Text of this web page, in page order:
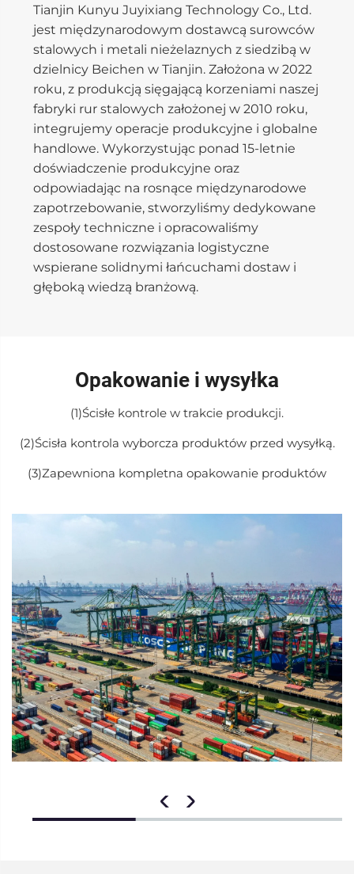
Tianjin Kunyu Juyixiang Technology Co., Ltd.
jest międzynarodowym dostawcą surowców
stalowych i metali nieżelaznych z siedzibą w
dzielnicy Beichen w Tianjin. Założona w 2022
roku, z produkcją sięgającą korzeniami naszej
fabryki rur stalowych założonej w 2010 roku,
integrujemy operacje produkcyjne i globalne
handlowe. Wykorzystując ponad 15-letnie
doświadczenie produkcyjne oraz
odpowiadając na rosnące międzynarodowe
zapotrzebowanie, stworzyliśmy dedykowane
zespoły techniczne i opracowaliśmy
dostosowane rozwiązania logistyczne
wspierane solidnymi łańcuchami dostaw i
głęboką wiedzą branżową.
Opakowanie i wysyłka
(1)Ścisłe kontrole w trakcie produkcji.
(2)Ścisła kontrola wyborcza produktów przed wysyłką.
(3)Zapewniona kompletna opakowanie produktów